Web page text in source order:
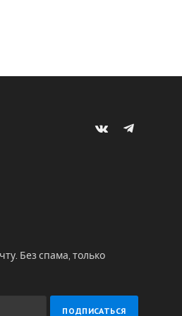
VKontakteTelegram
Без спама, только